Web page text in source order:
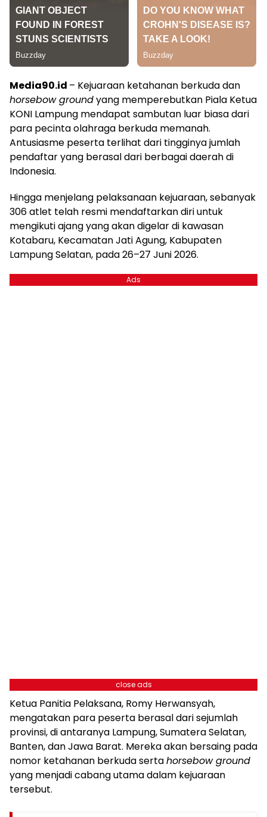
Media90.id – Kejuaraan ketahanan berkuda dan
horsebow groundyang memperebutkan Piala Ketua
KONI Lampung mendapat sambutan luar biasa dari
para pecinta olahraga berkuda memanah.
Antusiasme peserta terlihat dari tingginya jumlah
pendaftar yang berasal dari berbagai daerah di
Indonesia.
Hingga menjelang pelaksanaan kejuaraan, sebanyak
306 atlet telah resmi mendaftarkan diri untuk
mengikuti ajang yang akan digelar di kawasan
Kotabaru, Kecamatan Jati Agung, Kabupaten
Lampung Selatan, pada 26–27 Juni 2026.
Ads
close ads
Ketua Panitia Pelaksana, Romy Herwansyah,
mengatakan para peserta berasal dari sejumlah
provinsi, di antaranya Lampung, Sumatera Selatan,
Banten, dan Jawa Barat. Mereka akan bersaing pada
nomor ketahanan berkuda sertahorsebow ground
yang menjadi cabang utama dalam kejuaraan
tersebut.